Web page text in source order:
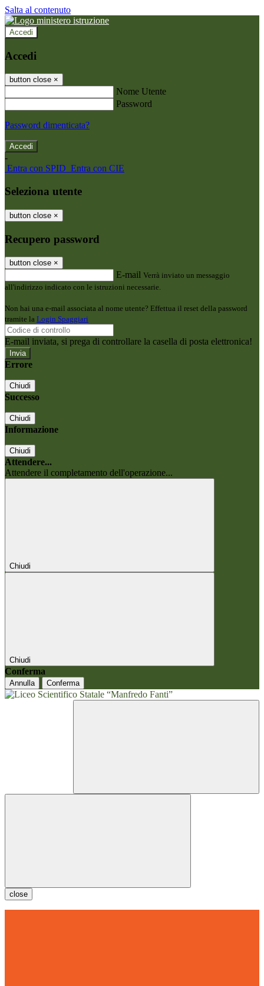
Salta al contenuto
Accedi
Accedi
button close ×
Nome Utente
Password
Password dimenticata?
-
Entra con SPID Entra con CIE
Seleziona utente
button close ×
Recupero password
button close ×
E-mail Verrà inviato un messaggio
all'indirizzo indicato con le istruzioni necessarie.
Non hai una e-mail associata al nome utente? Effettua il reset della password
tramite la Login Spaggiari
E-mail inviata, si prega di controllare la casella di posta elettronica!
Errore
Chiudi
Successo
Chiudi
Informazione
Chiudi
Attendere...
Attendere il completamento dell'operazione...
Chiudi
Chiudi
Conferma
Annulla Conferma
close